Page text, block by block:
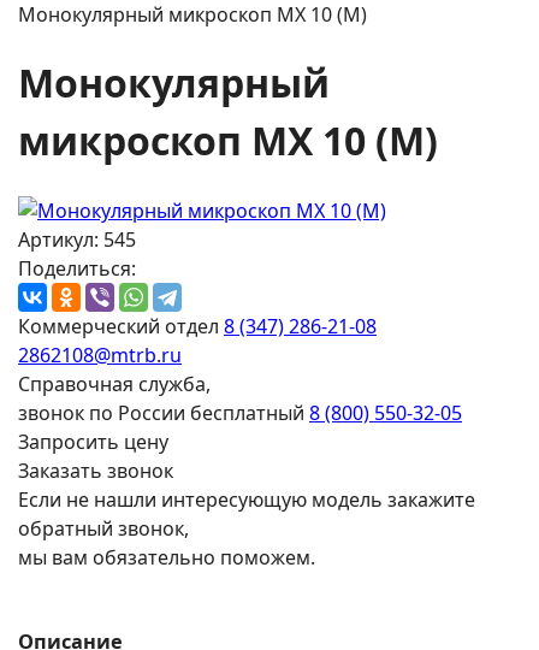
Монокулярный микроскоп MX 10 (M)
Монокулярный
микроскоп MX 10 (M)
Артикул: 545
Поделиться:
Коммерческий отдел 8 (347) 286-21-08
2862108@mtrb.ru
Справочная служба,
звонок по России бесплатный 8 (800) 550-32-05
Запросить цену
Заказать звонок
Если не нашли интересующую модель закажите
обратный звонок,
мы вам обязательно поможем.
Описание